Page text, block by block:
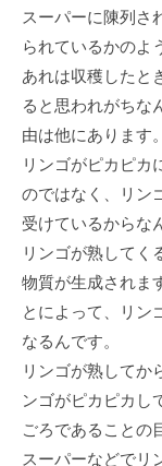
スーパーに陳列さ
られているかのよ
あれは収穫したと
ると思われがちな
由は他にあります。
リンゴがピカピカ
のではなく、リン
受けているからな
リンゴが熟してく
物質が生成されま
とによって、リン
なるんです。
リンゴが熟してか
ンゴがピカピカし
ごろであることの
スーパーなどでリ